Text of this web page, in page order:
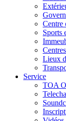
Centre
Sports
Lieux
Service
TOA